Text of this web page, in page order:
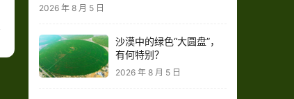
2026 年 8 月 5 日
沙漠中的绿色“大圆盘”，
有何特别？
2026 年 8 月 5 日